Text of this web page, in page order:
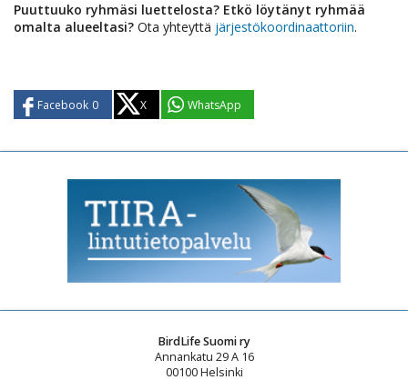
Puuttuuko ryhmäsi luettelosta? Etkö löytänyt ryhmää
omalta alueeltasi? Ota yhteyttä järjestökoordinaattoriin.
Facebook 0 X WhatsApp
BirdLife Suomi ry
Annankatu 29 A 16
00100 Helsinki